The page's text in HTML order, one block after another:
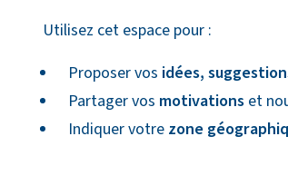
Utilisez cet espace pour :
Proposer vos idées,
Partager vos motivationset
Indiquer votre zone